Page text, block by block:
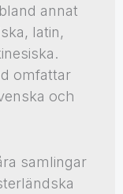
annat
latin,
omfattar
och
samlingar